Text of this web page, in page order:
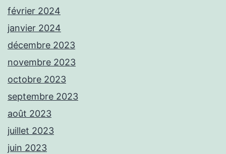
février 2024
janvier 2024
décembre 2023
novembre 2023
octobre 2023
septembre 2023
août 2023
juillet 2023
juin 2023